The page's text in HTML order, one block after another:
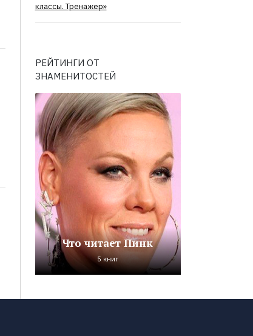
классы. Тренажер»
РЕЙТИНГИ ОТ
ЗНАМЕНИТОСТЕЙ
Что читает Пинк
5 книг